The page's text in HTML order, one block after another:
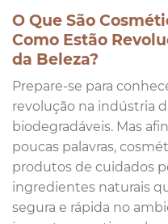
O Que São
Como Estão
da Beleza?
Prepare-se para
revolução na indústria
biodegradáveis. Mas
poucas palavras,
produtos de cuidados
ingredientes naturais
segura e rápida no